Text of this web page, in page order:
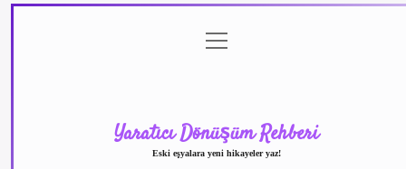
menüyü
aç
Yaratıcı Dönüşüm Rehberi
Eski eşyalara yeni hikayeler yaz!